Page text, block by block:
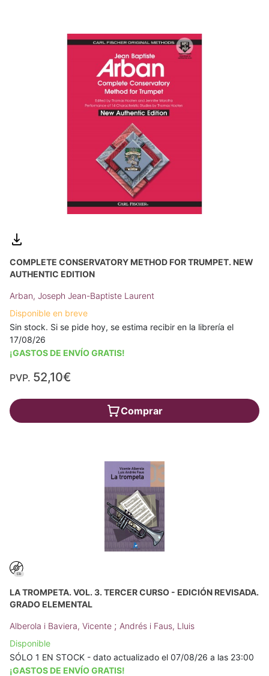
COMPLETE CONSERVATORY METHOD FOR TRUMPET. NEW
AUTHENTIC EDITION
Arban, Joseph Jean-Baptiste Laurent
Disponible en breve
Sin stock. Si se pide hoy, se estima recibir en la librería el
17/08/26
¡GASTOS DE ENVÍO GRATIS!
PVP. 52,10€
Comprar
LA TROMPETA. VOL. 3. TERCER CURSO - EDICIÓN REVISADA.
GRADO ELEMENTAL
Alberola i Baviera, Vicente ; Andrés i Faus, Lluis
Disponible
SÓLO 1 EN STOCK - dato actualizado el 07/08/26 a las 23:00
¡GASTOS DE ENVÍO GRATIS!